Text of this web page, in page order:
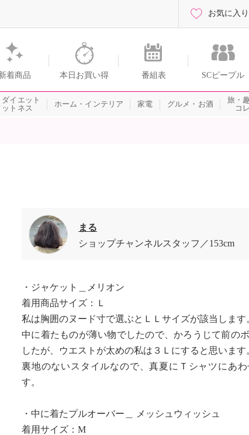
ッピングのショップチャンネル
着商品 本日お買い得 番組表 SCピープル
お気に入り
イエット
ットネス
ホーム・インテリア 家電 グルメ・お酒
旅・
コ
まる
ショップチャンネルスタッフ
153cm
・ジャケット＿メリオン
着用商品サイズ：Ｌ
私は胸囲のヌード寸で選ぶとＬＬサイズが該当します
中に着たものが薄い物でしたので、かろうじて前の
したが、ウエストが太めの私は３Ｌにすると思います
裏地のないスタイルなので、真夏にＴシャツにあ
す。
・中に着たプルオーバー＿ メッシュウィッシュ
着用サイズ：М